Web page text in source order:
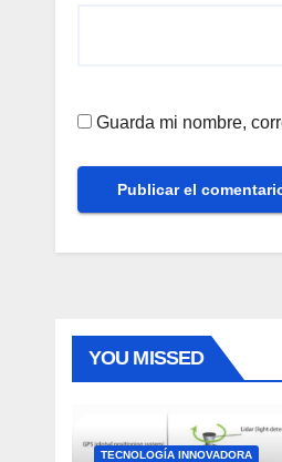
Guarda mi nombre,
YOU MISSED
TECNOLOGÍA INNOVADORA